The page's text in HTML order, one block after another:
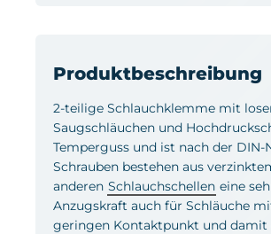
Produktbeschreibung
2-teilige Schlauchklemme mit
Saugschläuchen und
Temperguss und ist nach der
Schrauben bestehen aus
anderen Schlauchschellen eine
Anzugskraft auch für Schläuche
geringen Kontaktpunkt und